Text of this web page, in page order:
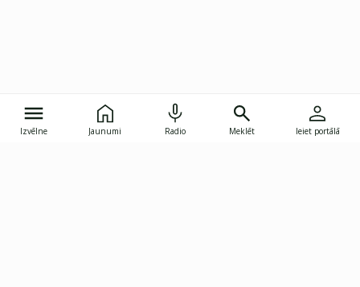
Izvēlne Jaunumi Radio Meklēt Ieiet portālā